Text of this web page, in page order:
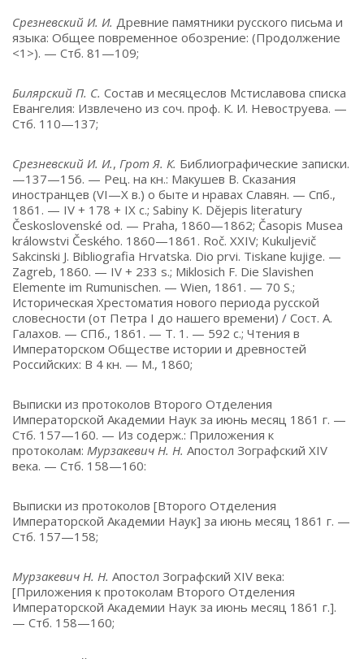
Срезневский И. И. Древние памятники русского письма и
языка: Общее повременное обозрение: (Продолжение
<1>). — Стб. 81—109;
Билярский П. С. Состав и месяцеслов Мстиславова списка
Евангелия: Извлечено из соч. проф. К. И. Невоструева. —
Стб. 110—137;
Срезневский И. И., Грот Я. К. Библиографические записки.
—137—156. — Рец. на кн.: Макушев В. Сказания
иностранцев (VI—Х в.) о быте и нравах Славян. — Спб.,
1861. — IV + 178 + IX с.; Sabiny K. Dĕjepis literatury
Československé od. — Praha, 1860—1862; Časopis Musea
králowstvi Českého. 1860—1861. Roč. XXIV; Kukuljevič
Sakcinski J. Bibliografia Hrvatska. Dio prvi. Tiskane kujige. —
Zagreb, 1860. — IV + 233 s.; Miklosich F. Die Slavishen
Elemente im Rumunischen. — Wien, 1861. — 70 S.;
Историческая Хрестоматия нового периода русской
словесности (от Петра I до нашего времени) / Сост. А.
Галахов. — СПб., 1861. — Т. 1. — 592 с.; Чтения в
Императорском Обществе истории и древностей
Российских: В 4 кн. — М., 1860;
Выписки из протоколов Второго Отделения
Императорской Академии Наук за июнь месяц 1861 г. —
Стб. 157—160. — Из содерж.: Приложения к
протоколам: Мурзакевич Н. Н. Апостол Зографский XIV
века. — Стб. 158—160:
Выписки из протоколов [Второго Отделения
Императорской Академии Наук] за июнь месяц 1861 г. —
Стб. 157—158;
Мурзакевич Н. Н. Апостол Зографский XIV века:
[Приложения к протоколам Второго Отделения
Императорской Академии Наук за июнь месяц 1861 г.].
— Стб. 158—160;